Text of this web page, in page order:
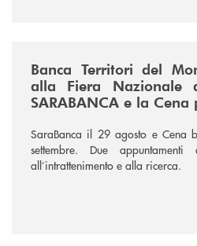
Banca Territori del
alla Fiera Nazionale
SARABANCA e la Cena
SaraBanca il 29 agosto e Cena
settembre. Due
all’intrattenimento e alla ricerca.